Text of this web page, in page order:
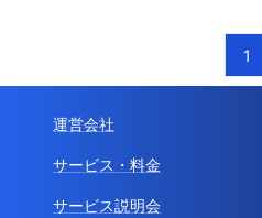
1
運営会社
サービス・料金
サービス説明会